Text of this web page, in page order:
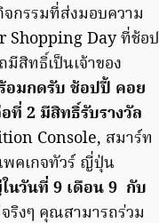
จกรรมที่ส่งมอบความ
Shopping Day ที่ช้อป
สิทธิ์เป็นเจ้าของ
มกดรับ ช้อปปี้ คอย
ที่ 2 มีสิทธิ์รับรางวัล
Console, สมาร์ท
คเกจทัวร์ ญี่ปุ่น
นวันที่ 9 เดือน 9 กับ
ริงๆ คุณสามารถร่วม